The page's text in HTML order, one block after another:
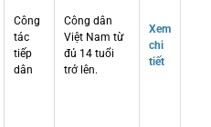
Công
tác
tiếp
dân
Công dân
Việt Nam từ
đủ 14 tuổi
trở lên.
Xem
chi
tiết